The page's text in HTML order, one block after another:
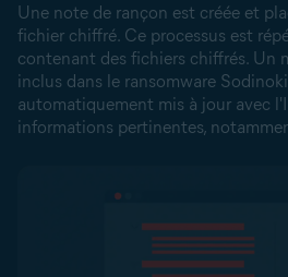
Une note de rançon est créée et
fichier chiffré. Ce processus est
contenant des fichiers chiffrés. Un
inclus dans le ransomware
automatiquement mis à jour avec
informations pertinentes,